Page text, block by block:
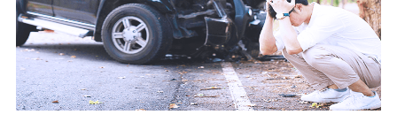
〒103-0013 東京都中央区日本橋人形町2-14-10 アーバン
ネット日本橋ビル 3F
株式会社ドコモ・インシュアランス
個人情報の第三者提供について